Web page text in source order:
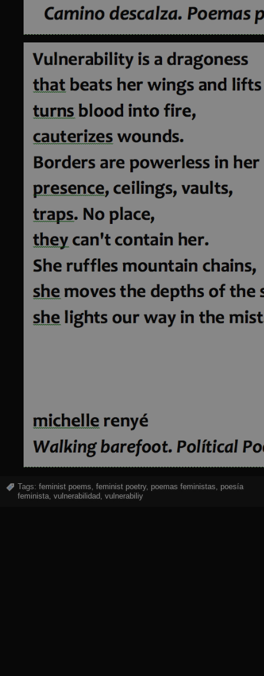
Tags: feminist poems feminist poetry, poemas feministas
poesía
feminista vulnerabilidad vulnerabiliy